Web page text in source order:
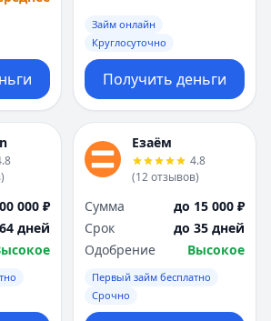
Займ онлайн
Круглосуточно
Получить деньги
)
000 ₽
дней
Езаём
4.8
(12отзывов)
Сумма
до 15 000 ₽
Срок
до 35 дней
Одобрение
Высокое
Первый займ бесплатно
Срочно